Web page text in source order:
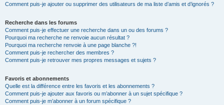
Comment puis-je ajouter ou supprimer des utilisateurs de ma liste d’amis et d’ignorés ?
Recherche dans les forums
Comment puis-je effectuer une recherche dans un ou des forums ?
Pourquoi ma recherche ne renvoie aucun résultat ?
Pourquoi ma recherche renvoie à une page blanche ?!
Comment puis-je rechercher des membres ?
Comment puis-je retrouver mes propres messages et sujets ?
Favoris et abonnements
Quelle est la différence entre les favoris et les abonnements ?
Comment puis-je ajouter aux favoris ou m’abonner à un sujet spécifique ?
Comment puis-je m’abonner à un forum spécifique ?